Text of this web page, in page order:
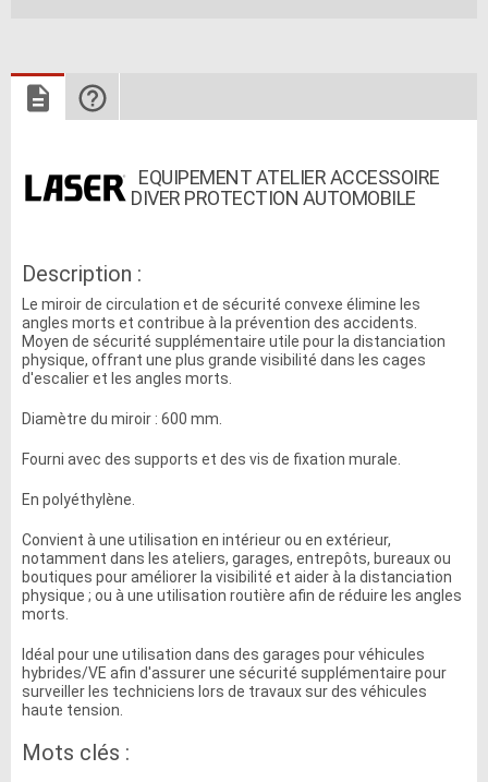
EQUIPEMENT ATELIER ACCESSOIRE
DIVER PROTECTION AUTOMOBILE
Description :
Le miroir de circulation et de sécurité convexe élimine les
angles morts et contribue à la prévention des accidents.
Moyen de sécurité supplémentaire utile pour la distanciation
physique, offrant une plus grande visibilité dans les cages
d'escalier et les angles morts.
Diamètre du miroir : 600 mm.
Fourni avec des supports et des vis de fixation murale.
En polyéthylène.
Convient à une utilisation en intérieur ou en extérieur,
notamment dans les ateliers, garages, entrepôts, bureaux ou
boutiques pour améliorer la visibilité et aider à la distanciation
physique ; ou à une utilisation routière afin de réduire les angles
morts.
Idéal pour une utilisation dans des garages pour véhicules
hybrides/VE afin d'assurer une sécurité supplémentaire pour
surveiller les techniciens lors de travaux sur des véhicules
haute tension.
Mots clés :